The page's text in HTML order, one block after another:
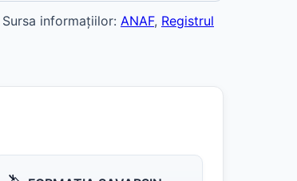
informațiilor: ANAF, Registrul